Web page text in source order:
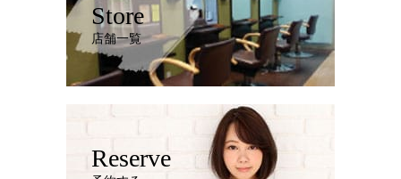
Store
店舗一覧
Reserve